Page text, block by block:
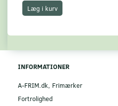
Læg i kurv
INFORMATIONER
A-FRIM.dk, Frimærker
Fortrolighed